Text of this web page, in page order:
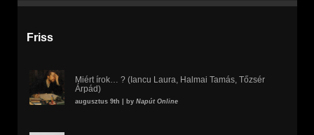
Friss
Miért írok… ? (Iancu Laura, Halmai Tamás, Tőzsér
Árpád)
augusztus 9th | by Napút Online